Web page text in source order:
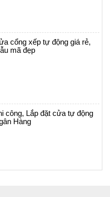
cổng xếp tự động giá rẻ,
mã đẹp
công, Lắp đặt cửa tự động
Hàng